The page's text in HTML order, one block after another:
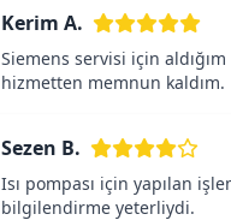
Kerim A.
Siemens servisi için aldığım
hizmetten memnun kaldım.
Sezen B.
Isı pompası için yapılan
bilgilendirme yeterliydi.